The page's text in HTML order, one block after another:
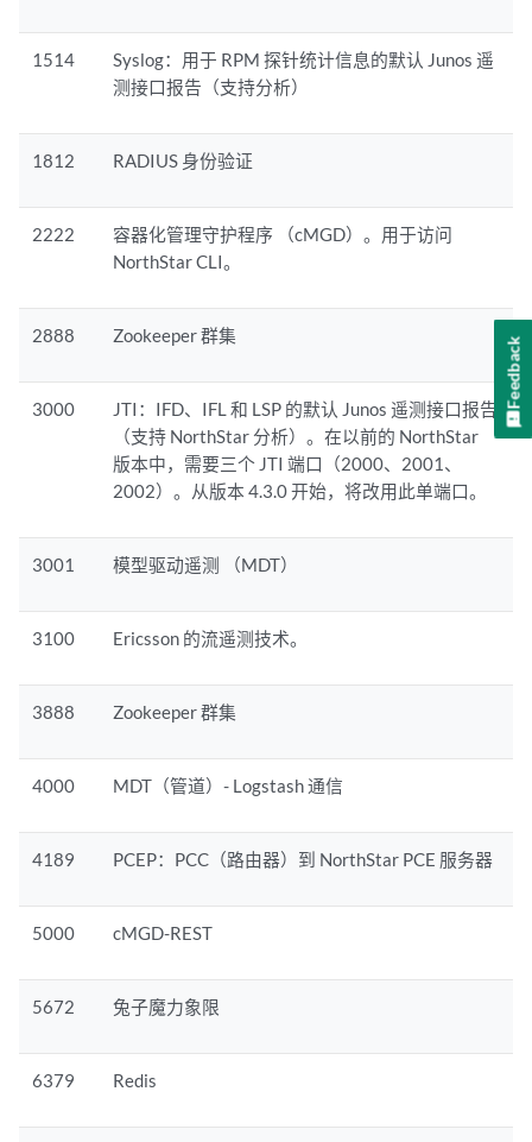
1514
Syslog：用于 RPM 探针统计信息的默认 Junos 遥
测接口报告（支持分析）
1812 RADIUS 身份验证
2222
容器化管理守护程序 （cMGD）。用于访问
NorthStar CLI。
2888 Zookeeper 群集
3000
JTI：IFD、IFL 和 LSP 的默认 Junos 遥测接口报告
（支持 NorthStar 分析）。在以前的 NorthStar
版本中，需要三个 JTI 端口（2000、2001、
2002）。从版本 4.3.0 开始，将改用此单端口。
3001 模型驱动遥测 （MDT）
3100 Ericsson 的流遥测技术。
3888 Zookeeper 群集
4000 MDT（管道）- Logstash 通信
4189 PCEP：PCC（路由器）到 NorthStar PCE 服务器
5000 cMGD-REST
5672 兔子魔力象限
6379 Redis
Feedback